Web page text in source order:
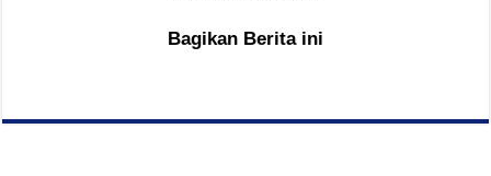
Bagikan Berita ini